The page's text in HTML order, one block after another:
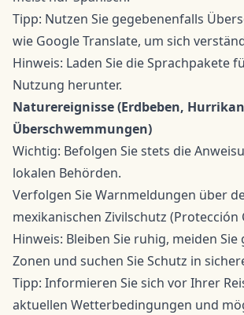
Tipp: Nutzen Sie gegebenenfalls
wie Google Translate, um sich
Hinweis: Laden Sie die Sprachpakete
Nutzung herunter.
Naturereignisse (Erdbeben,
Überschwemmungen)
Wichtig: Befolgen Sie stets die
lokalen Behörden.
Verfolgen Sie Warnmeldungen über
mexikanischen Zivilschutz (Protección
Hinweis: Bleiben Sie ruhig, meiden
Zonen und suchen Sie Schutz in
Tipp: Informieren Sie sich vor Ihrer
aktuellen Wetterbedingungen und